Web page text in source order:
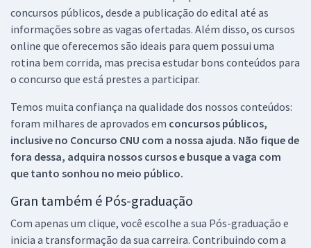
concursos públicos, desde a publicação do edital até as
informações sobre as vagas ofertadas. Além disso, os cursos
online que oferecemos são ideais para quem possui uma
rotina bem corrida, mas precisa estudar bons conteúdos para
o concurso que está prestes a participar.
Temos muita confiança na qualidade dos nossos conteúdos:
foram milhares de aprovados em concursos públicos,
inclusive no Concurso CNU com a nossa ajuda. Não fique de
fora dessa, adquira nossos cursos e busque a vaga com
que tanto sonhou no meio público.
Gran também é Pós-graduação
Com apenas um clique, você escolhe a sua Pós-graduação e
inicia a transformação da sua carreira. Contribuindo com a